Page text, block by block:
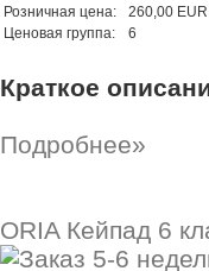
Розничная цена:
260,00 EUR
Ценовая группа:
6
Краткое
Подробнее»
ORIA Кейпад 6